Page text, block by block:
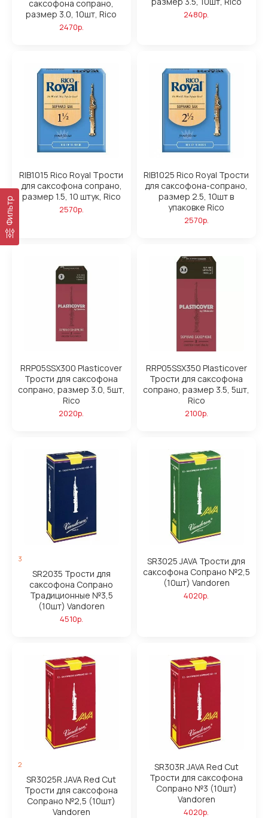
Фильтр
саксофона сопрано,
размер 3.0, 10шт, Rico
2470р.
2480р.
RIB1015 Rico Royal Tрости
для саксофона сопрано,
размер 1.5, 10 штук, Rico
2570р.
RIB1025 Rico Royal Трости
для саксофона-сопрано,
размер 2.5, 10шт в
упаковке Rico
2570р.
RRP05SSX300 Plasticover
Трости для саксофона
сопрано, размер 3.0, 5шт,
Rico
2020р.
RRP05SSX350 Plasticover
Трости для саксофона
сопрано, размер 3.5, 5шт,
Rico
2100р.
3
SR2035 Трости для
саксофона Сопрано
Традиционные №3,5
(10шт) Vandoren
4510р.
SR3025 JAVA Трости для
саксофона Сопрано №2,5
(10шт) Vandoren
4020р.
2
SR3025R JAVA Red Cut
Трости для саксофона
Сопрано №2,5 (10шт)
Vandoren
SR303R JAVA Red Cut
Трости для саксофона
Сопрано №3 (10шт)
Vandoren
4020р.